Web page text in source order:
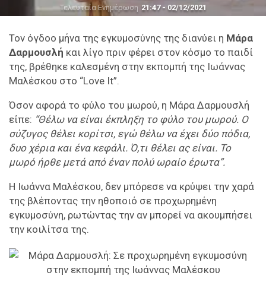
Τελευταία Ενημέρωση 21:47 - 02/12/2021
Τον όγδοο μήνα της εγκυμοσύνης της διανύει η Μάρα
Δαρμουσλή και λίγο πριν φέρει στον κόσμο το παιδί
της, βρέθηκε καλεσμένη στην εκπομπή της Ιωάννας
Μαλέσκου στο “Love It”.
Όσον αφορά το φύλο του μωρού, η Μάρα Δαρμουσλή
είπε: “Θέλω να είναι έκπληξη το φύλο του μωρού. Ο
σύζυγος θέλει κορίτσι, εγώ θέλω να έχει δύο πόδια,
δυο χέρια και ένα κεφάλι. Ό,τι θέλει ας είναι. Το
μωρό ήρθε μετά από έναν πολύ ωραίο έρωτα”.
Η Ιωάννα Μαλέσκου, δεν μπόρεσε να κρύψει την χαρά
της βλέποντας την ηθοποιό σε προχωρημένη
εγκυμοσύνη, ρωτώντας την αν μπορεί να ακουμπήσει
την κοιλίτσα της.